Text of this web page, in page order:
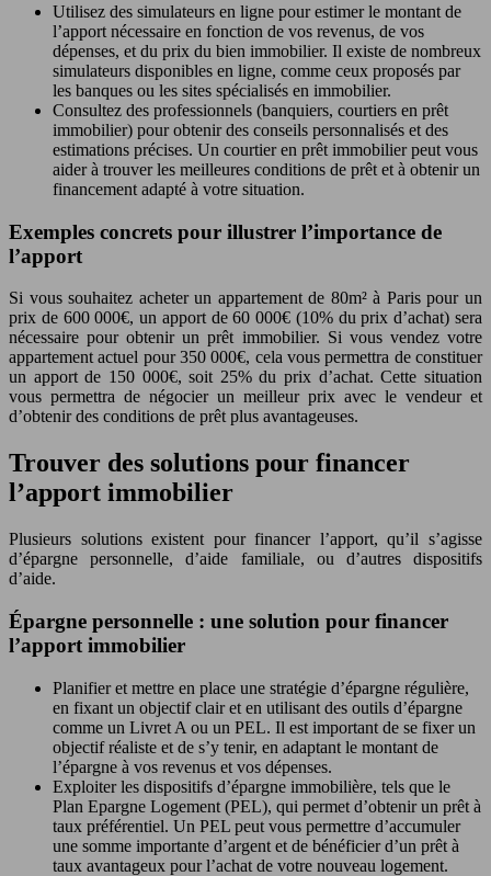
Utilisez des simulateurs en ligne pour estimer le montant de
l’apport nécessaire en fonction de vos revenus, de vos
dépenses, et du prix du bien immobilier. Il existe de nombreux
simulateurs disponibles en ligne, comme ceux proposés par
les banques ou les sites spécialisés en immobilier.
Consultez des professionnels (banquiers, courtiers en prêt
immobilier) pour obtenir des conseils personnalisés et des
estimations précises. Un courtier en prêt immobilier peut vous
aider à trouver les meilleures conditions de prêt et à obtenir un
financement adapté à votre situation.
Exemples concrets pour illustrer l’importance de
l’apport
Si vous souhaitez acheter un appartement de 80m² à Paris pour un
prix de 600 000€, un apport de 60 000€ (10% du prix d’achat) sera
nécessaire pour obtenir un prêt immobilier. Si vous vendez votre
appartement actuel pour 350 000€, cela vous permettra de constituer
un apport de 150 000€, soit 25% du prix d’achat. Cette situation
vous permettra de négocier un meilleur prix avec le vendeur et
d’obtenir des conditions de prêt plus avantageuses.
Trouver des solutions pour financer
l’apport immobilier
Plusieurs solutions existent pour financer l’apport, qu’il s’agisse
d’épargne personnelle, d’aide familiale, ou d’autres dispositifs
d’aide.
Épargne personnelle : une solution pour financer
l’apport immobilier
Planifier et mettre en place une stratégie d’épargne régulière,
en fixant un objectif clair et en utilisant des outils d’épargne
comme un Livret A ou un PEL. Il est important de se fixer un
objectif réaliste et de s’y tenir, en adaptant le montant de
l’épargne à vos revenus et vos dépenses.
Exploiter les dispositifs d’épargne immobilière, tels que le
Plan Epargne Logement (PEL), qui permet d’obtenir un prêt à
taux préférentiel. Un PEL peut vous permettre d’accumuler
une somme importante d’argent et de bénéficier d’un prêt à
taux avantageux pour l’achat de votre nouveau logement.